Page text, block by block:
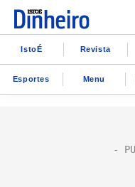
IstoÉ Revista
Esportes Menu